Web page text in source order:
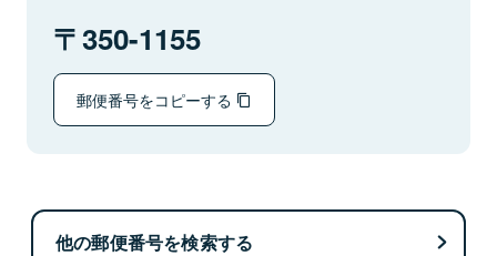
350-1155
郵便番号をコピーする
他の郵便番号を検索する